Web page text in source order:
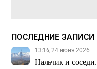
ПОСЛЕДНИЕ ЗАПИСИ
13:16, 24 июня 2026
Нальчик и